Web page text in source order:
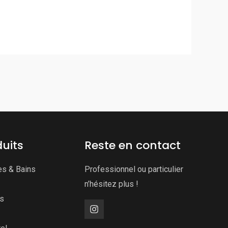
& Bains
Reste en contact
Professionnel ou particulier
n’hésitez plus !